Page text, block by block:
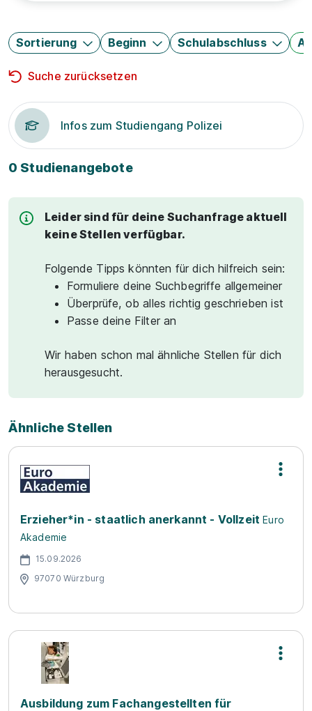
Sortierung Beginn Schulabschluss
Suche zurücksetzen
Infos zum Studiengang Polizei
0 Studienangebote
Leider sind für deine Suchanfrage aktuell
keine Stellen verfügbar.
Folgende Tipps könnten für dich hilfreich sein:
Formuliere deine Suchbegriffe allgemeiner
Überprüfe, ob alles richtig geschrieben ist
Passe deine Filter an
Wir haben schon mal ähnliche Stellen für dich
herausgesucht.
Ähnliche Stellen
Erzieher*in - staatlich anerkannt - Vollzeit Euro
Akademie
15.09.2026
97070 Würzburg
Ausbildung zum Fachangestellten für